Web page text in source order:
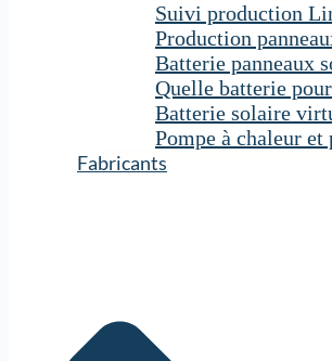
Suivi production
Production
Batterie panneaux
Quelle batterie
Batterie solaire
Pompe à chaleur et
Fabricants